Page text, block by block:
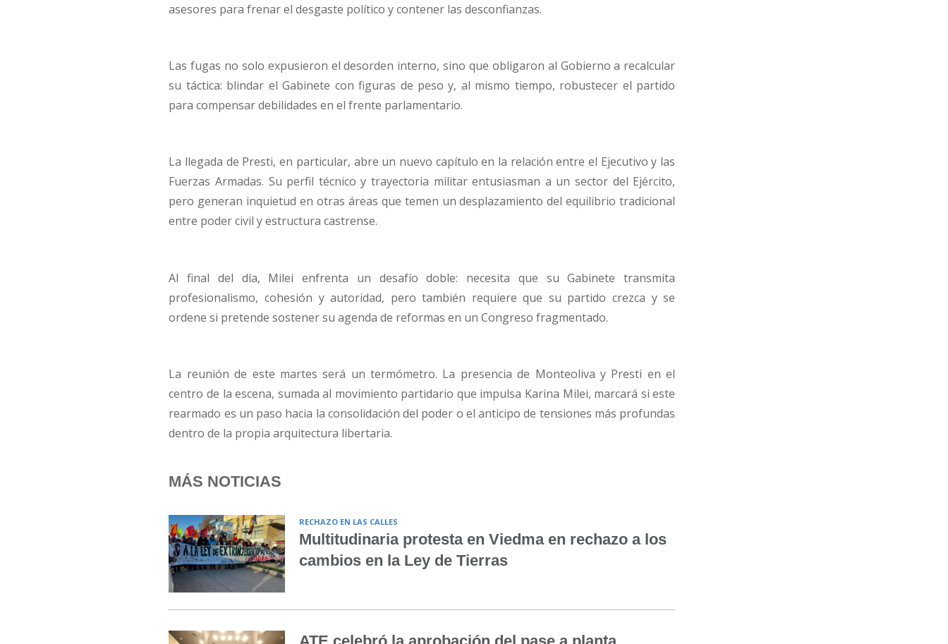
asesores para frenar el desgaste político y contener las desconfianzas.
Las fugas no solo expusieron el desorden interno, sino que obligaron al Gobierno a recalcular
su táctica: blindar el Gabinete con figuras de peso y, al mismo tiempo, robustecer el partido
para compensar debilidades en el frente parlamentario.
La llegada de Presti, en particular, abre un nuevo capítulo en la relación entre el Ejecutivo y las
Fuerzas Armadas. Su perfil técnico y trayectoria militar entusiasman a un sector del Ejército,
pero generan inquietud en otras áreas que temen un desplazamiento del equilibrio tradicional
entre poder civil y estructura castrense.
Al final del día, Milei enfrenta un desafío doble: necesita que su Gabinete transmita
profesionalismo, cohesión y autoridad, pero también requiere que su partido crezca y se
ordene si pretende sostener su agenda de reformas en un Congreso fragmentado.
La reunión de este martes será un termómetro. La presencia de Monteoliva y Presti en el
centro de la escena, sumada al movimiento partidario que impulsa Karina Milei, marcará si este
rearmado es un paso hacia la consolidación del poder o el anticipo de tensiones más profundas
dentro de la propia arquitectura libertaria.
MÁS NOTICIAS
RECHAZO EN LAS CALLES
Multitudinaria protesta en Viedma en rechazo a los
cambios en la Ley de Tierras